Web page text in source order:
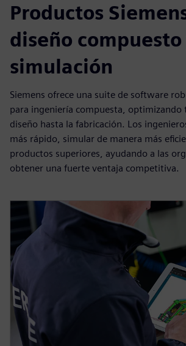
Productos
diseño compuesto
simulación
Siemens ofrece una suite de software
para ingeniería compuesta, optimizando
diseño hasta la fabricación. Los
más rápido, simular de manera más
productos superiores, ayudando a las
obtener una fuerte ventaja competitiva.